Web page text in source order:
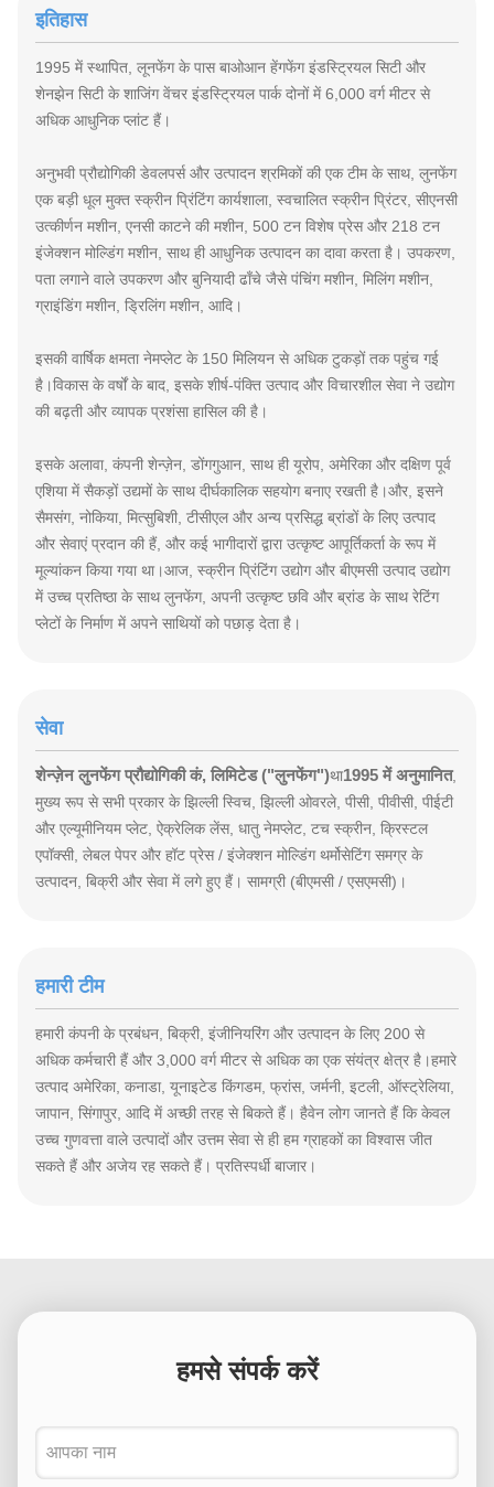
इतिहास
1995 में स्थापित, लूनफेंग के पास बाओआन हेंगफेंग इंडस्ट्रियल सिटी और
शेनझेन सिटी के शाजिंग वेंचर इंडस्ट्रियल पार्क दोनों में 6,000 वर्ग मीटर से
अधिक आधुनिक प्लांट हैं।
अनुभवी प्रौद्योगिकी डेवलपर्स और उत्पादन श्रमिकों की एक टीम के साथ, लुनफेंग
एक बड़ी धूल मुक्त स्क्रीन प्रिंटिंग कार्यशाला, स्वचालित स्क्रीन प्रिंटर, सीएनसी
उत्कीर्णन मशीन, एनसी काटने की मशीन, 500 टन विशेष प्रेस और 218 टन
इंजेक्शन मोल्डिंग मशीन, साथ ही आधुनिक उत्पादन का दावा करता है। उपकरण,
पता लगाने वाले उपकरण और बुनियादी ढाँचे जैसे पंचिंग मशीन, मिलिंग मशीन,
ग्राइंडिंग मशीन, ड्रिलिंग मशीन, आदि।
इसकी वार्षिक क्षमता नेमप्लेट के 150 मिलियन से अधिक टुकड़ों तक पहुंच गई
है।विकास के वर्षों के बाद, इसके शीर्ष-पंक्ति उत्पाद और विचारशील सेवा ने उद्योग
की बढ़ती और व्यापक प्रशंसा हासिल की है।
इसके अलावा, कंपनी शेन्ज़ेन, डोंगगुआन, साथ ही यूरोप, अमेरिका और दक्षिण पूर्व
एशिया में सैकड़ों उद्यमों के साथ दीर्घकालिक सहयोग बनाए रखती है।और, इसने
सैमसंग, नोकिया, मित्सुबिशी, टीसीएल और अन्य प्रसिद्ध ब्रांडों के लिए उत्पाद
और सेवाएं प्रदान की हैं, और कई भागीदारों द्वारा उत्कृष्ट आपूर्तिकर्ता के रूप में
मूल्यांकन किया गया था।आज, स्क्रीन प्रिंटिंग उद्योग और बीएमसी उत्पाद उद्योग
में उच्च प्रतिष्ठा के साथ लुनफेंग, अपनी उत्कृष्ट छवि और ब्रांड के साथ रेटिंग
प्लेटों के निर्माण में अपने साथियों को पछाड़ देता है।
सेवा
शेन्ज़ेन लुनफेंग प्रौद्योगिकी कं, लिमिटेड ("लुनफेंग")था1995 में अनुमानित,
मुख्य रूप से सभी प्रकार के झिल्ली स्विच, झिल्ली ओवरले, पीसी, पीवीसी, पीईटी
और एल्यूमीनियम प्लेट, ऐक्रेलिक लेंस, धातु नेमप्लेट, टच स्क्रीन, क्रिस्टल
एपॉक्सी, लेबल पेपर और हॉट प्रेस / इंजेक्शन मोल्डिंग थर्मोसेटिंग समग्र के
उत्पादन, बिक्री और सेवा में लगे हुए हैं। सामग्री (बीएमसी / एसएमसी)।
हमारी टीम
हमारी कंपनी के प्रबंधन, बिक्री, इंजीनियरिंग और उत्पादन के लिए 200 से
अधिक कर्मचारी हैं और 3,000 वर्ग मीटर से अधिक का एक संयंत्र क्षेत्र है।हमारे
उत्पाद अमेरिका, कनाडा, यूनाइटेड किंगडम, फ्रांस, जर्मनी, इटली, ऑस्ट्रेलिया,
जापान, सिंगापुर, आदि में अच्छी तरह से बिकते हैं। हैवेन लोग जानते हैं कि केवल
उच्च गुणवत्ता वाले उत्पादों और उत्तम सेवा से ही हम ग्राहकों का विश्वास जीत
सकते हैं और अजेय रह सकते हैं। प्रतिस्पर्धी बाजार।
हमसे संपर्क करें